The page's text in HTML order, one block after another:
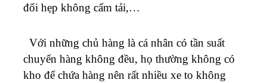
đối hẹp không cấm tải,…
Với những chủ hàng là cá nhân có tần suất
chuyển hàng không đều, họ thường không có
kho để chứa hàng nên rất nhiều xe to không